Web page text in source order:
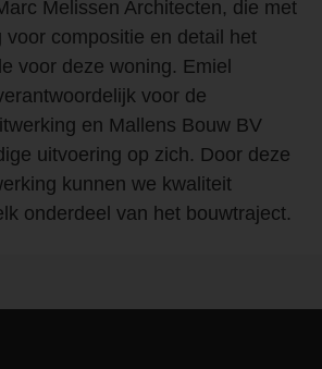
Melissen Architecten, die met
voor compositie en detail het
voor deze woning. Emiel
voor de
en Mallens Bouw BV
uitvoering op zich. Door deze
kunnen we kwaliteit
onderdeel van het bouwtraject.